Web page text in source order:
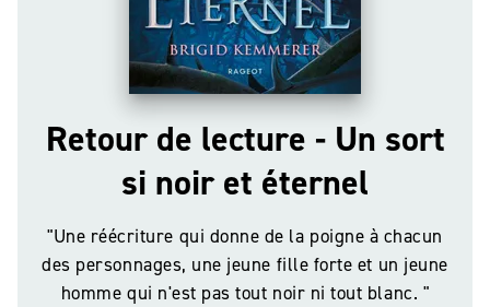
Retour de lecture - Un sort
si noir et éternel
"Une réécriture qui donne de la poigne à chacun
des personnages, une jeune fille forte et un jeune
homme qui n'est pas tout noir ni tout blanc. "